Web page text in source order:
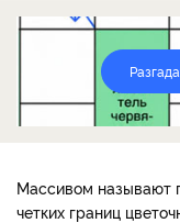
Массивом называют
четких границ